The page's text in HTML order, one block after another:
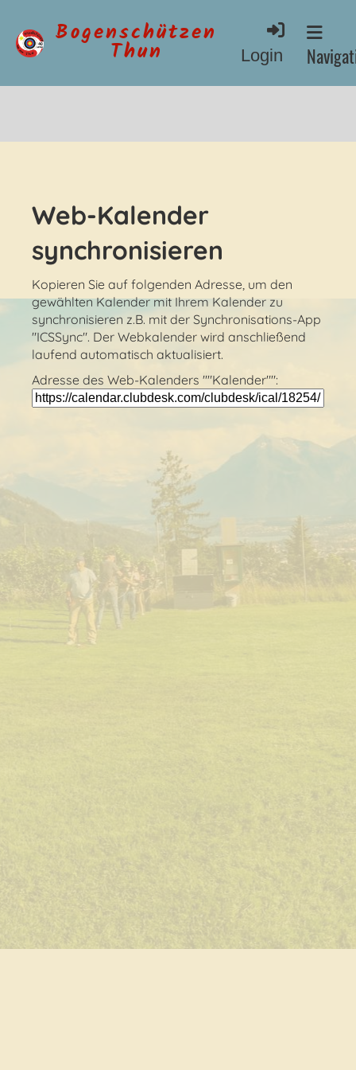
Bogenschützen
Thun Login
Web-Kalender
synchronisieren
Kopieren Sie auf folgenden Adresse, um den
gewählten Kalender mit Ihrem Kalender zu
synchronisieren z.B. mit der Synchronisations-App
"ICSSync". Der Webkalender wird anschließend
laufend automatisch aktualisiert.
Adresse des Web-Kalenders ""Kalender"":